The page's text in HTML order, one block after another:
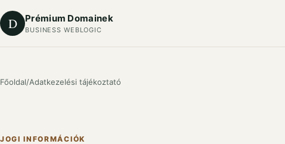
D Prémium Domainek
BUSINESS WEBLOGIC
Főoldal/Adatkezelési tájékoztató
JOGI INFORMÁCIÓK